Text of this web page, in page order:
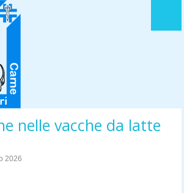
nelle vacche da latte
2026